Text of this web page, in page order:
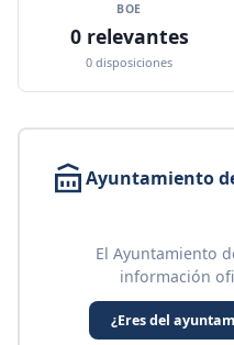
BOE
0 relevantes
0 disposiciones
Ayuntamiento
El Ayuntamiento
información
¿Eres del